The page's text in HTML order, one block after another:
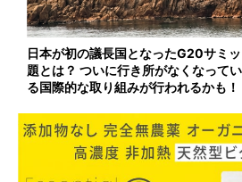
日本が初の議長国となったG20サミ
題とは？ ついに行き所がなくなって
る国際的な取り組みが行われるかも！